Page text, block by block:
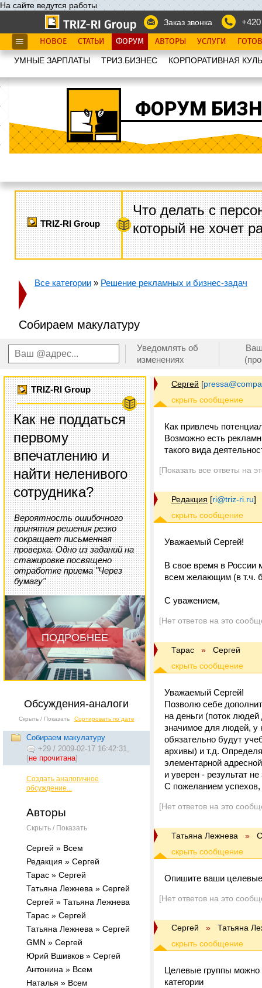
На сайте ведутся работы
Заказ звонка
НОВОЕ СТАТЬИ ФОРУМ АВТОРЫ УСЛУГИ
УМНЫЕ ЗАРПЛАТЫ ТРИЗ.БИЗНЕС КОРПОРАТИВНАЯ
ФОРУМ
TRIZ-RI Group
Что делать с
который не хочет
Все категории » Решение рекламных и бизнес-задач
Собираем макулатуру
Уведомлять об
изменениях
TRIZ-RI Group
Как не поддаться
первому
впечатлению и
найти неленивого
сотрудника?
Вероятность ошибочного
принятия решения резко
сокращает письменная
проверка. Одно из заданий на
стажировке посвящено
отработке приема "Через
бумагу"
ПОДРОБНЕЕ
Обсуждения-аналоги
Скрыть / Показать Сортировать по дате
Собираем макулатуру
+29 / 2009-02-17 16:42:31,
[не прочитана]
Создать аналогичное
обсуждение...
Авторы
Скрыть / Показать
Cергей » Всем
Редакция » Cергей
Тарас » Cергей
Татьяна Лежнева » Cергей
Cергей » Татьяна Лежнева
Тарас » Cергей
Татьяна Лежнева » Cергей
GMN » Cергей
Юрий Вшивков » Cергей
Антонина » Всем
Наталья » Всем
Cергей [
Как привлечь
Возможно есть
такого вида
[Показать все ответы на
Редакция [ri@triz-ri.ru]
Уважаемый Сергей!
В свое время в России
всем желающим (в т.ч.
С уважением,
[Нет ответов на это
Тарас » Cергей
Уважаемый Сергей!
Позволю себе
на деньги (поток
значимое для людей, у
обязательно будут
архивы) и т.д.
элементарной
и уверен - результат
С пожеланием успехов,
[Нет ответов на это
Татьяна Лежнева »
Опишите ваши
[Нет ответов на это
Cергей » Татьяна
Целевые группы можно
категории